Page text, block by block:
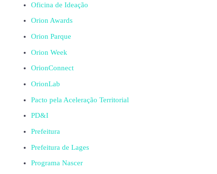
Oficina de Ideação
Orion Awards
Orion Parque
Orion Week
OrionConnect
OrionLab
Pacto pela Aceleração Territorial
PD&I
Prefeitura
Prefeitura de Lages
Programa Nascer